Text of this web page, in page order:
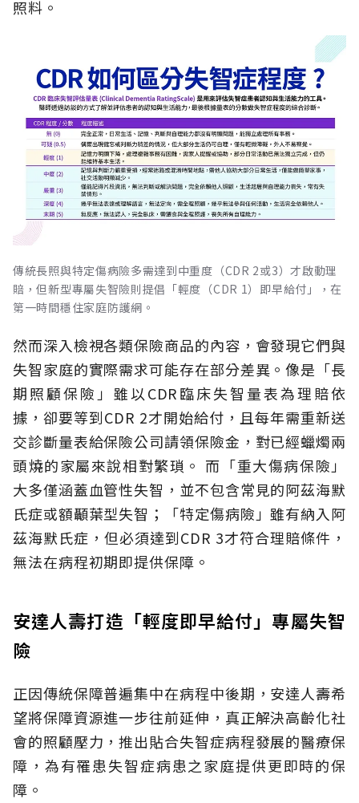
照料。
傳統長照與特定傷病險多需達到中重度（CDR 2或3）才啟動理
賠，但新型專屬失智險則提倡「輕度（CDR 1）即早給付」，在
第一時間穩住家庭防護網。
然而深入檢視各類保險商品的內容，會發現它們與
失智家庭的實際需求可能存在部分差異。像是「長
期照顧保險」雖以CDR臨床失智量表為理賠依
據，卻要等到CDR 2才開始給付，且每年需重新送
交診斷量表給保險公司請領保險金，對已經蠟燭兩
頭燒的家屬來說相對繁瑣。 而「重大傷病保險」
大多僅涵蓋血管性失智，並不包含常見的阿茲海默
氏症或額顳葉型失智；「特定傷病險」雖有納入阿
茲海默氏症，但必須達到CDR 3才符合理賠條件，
無法在病程初期即提供保障。
安達人壽打造「輕度即早給付」專屬失智
險
正因傳統保障普遍集中在病程中後期，安達人壽希
望將保障資源進一步往前延伸，真正解決高齡化社
會的照顧壓力，推出貼合失智症病程發展的醫療保
障，為有罹患失智症病患之家庭提供更即時的保
障。